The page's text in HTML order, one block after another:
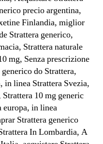
precio argentina,
Finlandia, miglior
Strattera generico,
Strattera naturale
mg, Senza prescrizione
do Strattera,
in linea Strattera Svezia,
10 mg generic
europa, in linea
Strattera generico
In Lombardia, A